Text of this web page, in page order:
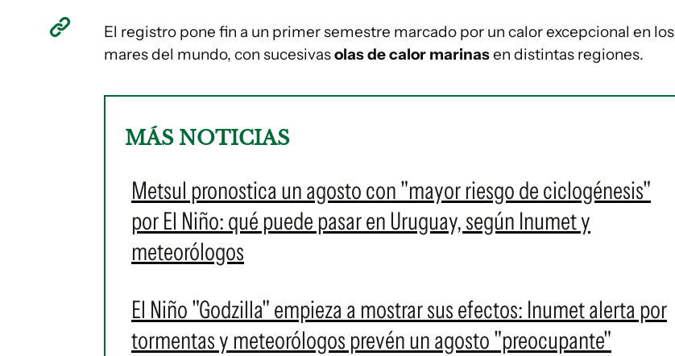
El registro pone fin a un primer semestre marcado por un calor excepcional en los
mares del mundo, con sucesivasolas de calor marinasen distintas regiones.
MÁS NOTICIAS
Metsul pronostica un agosto con "mayor riesgo de ciclogénesis"
por El Niño: qué puede pasar en Uruguay, según Inumet y
meteorólogos
El Niño "Godzilla" empieza a mostrar sus efectos: Inumet alerta por
tormentas y meteorólogos prevén un agosto "preocupante"